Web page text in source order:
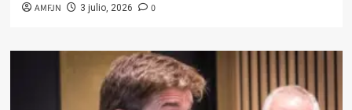
AMFJN 3 julio, 2026 0